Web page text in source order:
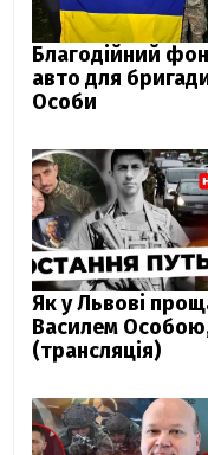
Благодійний
авто для
Особи
Як у Львові
Василем Особою,
(трансляція)